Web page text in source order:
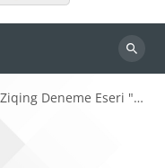
Dersleri
Zhu Ziqing Deneme Eseri "Babamın Ardından"